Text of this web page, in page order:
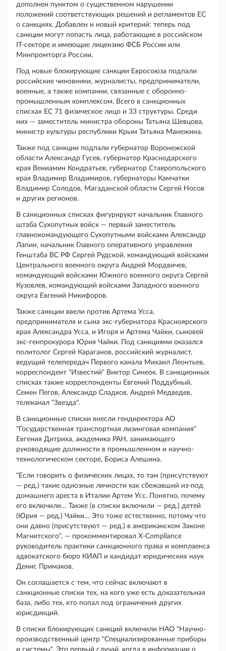
дополнен пунктом о существенном нарушении
положений соответствующих решений и регламентов ЕС
о санкциях. Добавлен и новый критерий: теперь под
санкции могут попасть лица, работающие в российском
IT-секторе и имеющие лицензию ФСБ России или
Минпромторга России.
Под новые блокирующие санкции Евросоюза подпали
российские чиновники, журналисты, предприниматели,
военные, а также компании, связанные с оборонно-
промышленным комплексом. Всего в санкционных
списках ЕС 71 физическое лицо и 33 структуры. Среди
них — заместитель министра обороны Татьяна Шевцова,
министр культуры республики Крым Татьяна Манежина.
Также под санкции подпали губернатор Воронежской
области Александр Гусев, губернатор Краснодарского
края Вениамин Кондратьев, губернатор Ставропольского
края Владимир Владимиров, губернаторы Камчатки
Владимир Солодов, Магаданской области Сергей Носов
и других регионов.
В санкционных списках фигурируют начальник Главного
штаба Сухопутных войск — первый заместитель
главнокомандующего Сухопутными войсками Александр
Лапин, начальник Главного оперативного управления
Генштаба ВС РФ Сергей Рудской, командующий войсками
Центрального военного округа Андрей Мордвичев,
командующий войсками Южного военного округа Сергей
Кузовлев, командующий войсками Западного военного
округа Евгений Никифоров.
Также санкции ввели против Артема Усса,
предпринимателя и сына экс-губернатора Красноярского
края Александра Усса, и Игоря и Артема Чайки, сыновей
экс-генпрокурора Юрия Чайки. Под санкциями оказался
политолог Сергей Караганов, российский журналист,
ведущий телепередач Первого канала Михаил Леонтьев,
корреспондент "Известий" Виктор Синеок. В санкционных
списках также корреспонденты Евгений Поддубный,
Семен Пегов, Александр Сладков, Андрей Медведев,
телеканал "Звезда".
В санкционные списки внесли гендиректора АО
"Государственная транспортная лизинговая компания"
Евгения Дитриха, академика РАН, занимающего
руководящие должности в промышленном и научно-
технологическом секторе, Бориса Алешина.
"Если говорить о физических лицах, то там (присутствуют
— ред.) такие одиозные личности как сбежавший из-под
домашнего ареста в Италии Артем Усс. Понятно, почему
его включили… Также (в списки включили — ред.) детей
(Юрия — ред.) Чайки… Это тоже естественно, потому что
они давно (присутствуют — ред.) в американском Законе
Магнитского", — прокомментировал X-Compliance
руководитель практики санкционного права и комплаенса
адвокатского бюро КИАП и кандидат юридических наук
Денис Примаков.
Он соглашается с тем, что сейчас включают в
санкционные списки тех, на кого уже есть доказательная
база, либо тех, кто попал под ограничения других
юрисдикций.
В списки блокирующих санкций включили НАО "Научно-
производственный центр "Специализированные приборы
и системы". Это первый случай, когда в информации о